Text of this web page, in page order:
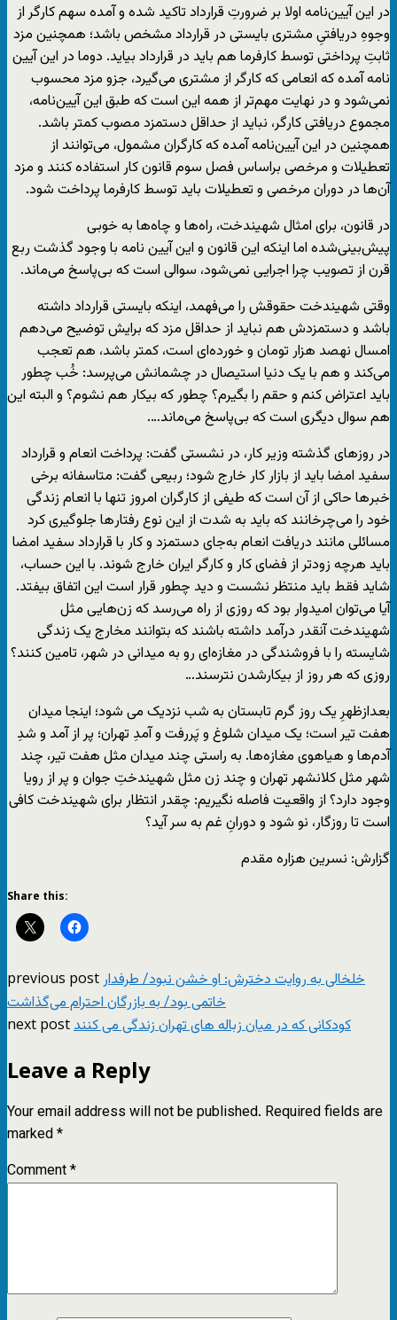
در این آیین‌نامه اولا بر ضرورتِ قرارداد تاکید شده و آمده سهم کارگر از
وجوهِ دریافتیِ مشتری بایستی در قرارداد مشخص باشد؛ همچنین مزد
ثابتِ پرداختی توسط کارفرما هم باید در قرارداد بیاید. دوما در این آیین
نامه آمده که انعامی که کارگر از مشتری می‌گیرد، جزو مزد محسوب
نمی‌شود و در ‌‌نهایت مهم‌تر از همه این است که طبق این آیین‌نامه،
مجموع دریافتی کارگر، نباید از حداقل دستمزد مصوب کمتر باشد.
همچنین در این آیین‌نامه آمده که کارگران مشمول، می‌توانند از
تعطیلات و مرخصی براساس فصل سوم قانون کار استفاده کنند و مزد
آن‌ها در دوران مرخصی و تعطیلات باید توسط کارفرما پرداخت شود.
در قانون، برای امثال شهیندخت، راه‌ها و چاه‌ها به خوبی
پیش‌بینی‌شده اما اینکه این قانون و این آیین نامه با وجود گذشت ربع
قرن از تصویب چرا اجرایی نمی‌شود، سوالی است که بی‌پاسخ می‌ماند.
وقتی شهیندخت حقوقش را می‌فهمد، اینکه بایستی قرارداد داشته
باشد و دستمزدش هم نباید از حداقل مزد که برایش توضیح می‌دهم
امسال نهصد هزار تومان و خورده‌ای است، کمتر باشد، هم تعجب
می‌کند و هم با یک دنیا استیصال در چشمانش می‌پرسد: خُب چطور
باید اعتراض کنم و حقم را بگیرم؟ چطور که بیکار هم نشوم؟ و البته این
هم سوال دیگری است که بی‌پاسخ می‌ماند….
در روزهای گذشته وزیر کار، در نشستی گفت: پرداخت انعام و قرارداد
سفید امضا باید از بازار کار خارج شود؛ ربیعی گفت: متاسفانه برخی
خبر‌ها حاکی از آن است که طیفی از کارگران امروز تنها با انعام زندگی
خود را می‌چرخانند که باید به شدت از این نوع رفتار‌ها جلوگیری کرد
مسائلی مانند دریافت انعام به‌جای دستمزد و کار با قرارداد سفید امضا
باید هرچه زود‌تر از فضای کار و کارگر ایران خارج شوند. با این حساب،
شاید فقط باید منتظر نشست و دید چطور قرار است این اتفاق بیفتد.
آیا می‌توان امیدوار بود که روزی از راه می‌رسد که زن‌هایی مثل
شهیندخت آنقدر درآمد داشته باشند که بتوانند مخارج یک زندگی
شایسته را با فروشندگی در مغازه‌ای رو به میدانی در شهر، تامین کنند؟
روزی که هر روز از بیکارشدن نترسند…
بعدازظهرِ یک روز گرم تابستان به شب نزدیک می شود؛ اینجا میدان
هفت تیر است؛ یک میدان شلوغ و پَررفت و آمدِ تهران؛ پر از آمد و شدِ
آدم‌ها و هیاهوی مغازه‌ها. به راستی چند میدان مثل هفت تیر، چند
شهر مثل کلانشهر تهران و چند زن مثل شهیندختِ جوان و پر از رویا
وجود دارد؟ از واقعیت فاصله نگیریم: چقدر انتظار برای شهیندخت کافی
است تا روزگار، نو شود و دورانِ غم به سر آید؟
گزارش: نسرین هزاره مقدم
Share this:
previous post خلخالی به روایت دخترش: او خشن نبود/ طرفدار
خاتمی بود/ به بازرگان احترام می‌گذاشت
next postکودکانی که در میان زباله های تهران زندگی می کنند
Leave a Reply
Your email address will not be published. Required fields are
marked*
Comment*